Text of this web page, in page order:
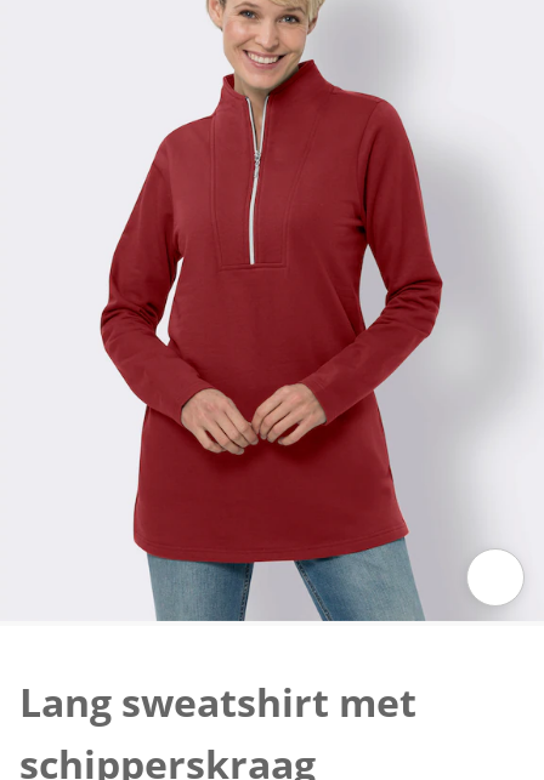
Lang sweatshirt met
schipperskraag